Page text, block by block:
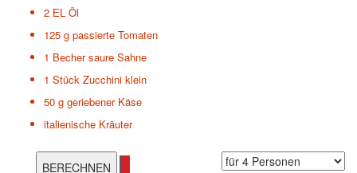
2 EL Öl
125 g passierte Tomaten
1 Becher saure Sahne
1 Stück Zucchini klein
50 g geriebener Käse
italienische Kräuter